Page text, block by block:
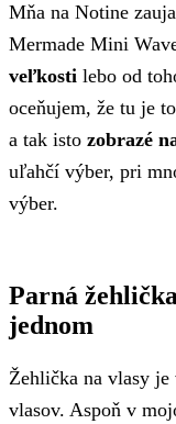
Mňa na Notine
Mermade Mini
veľkosti lebo od
oceňujem, že tu je
a tak isto zobrazé
uľahčí výber, pri
výber.
Parná
jednom
Žehlička na vlasy
vlasov. Aspoň v